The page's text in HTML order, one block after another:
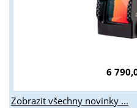
6
Zobrazit všechny novinky ...